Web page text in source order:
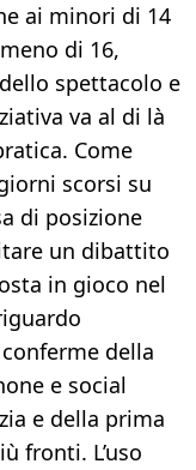
ai minori di 14
di 16,
spettacolo e
va al di là
Come
scorsi su
di posizione
un dibattito
in gioco nel
della
e social
e della prima
fronti. L’uso